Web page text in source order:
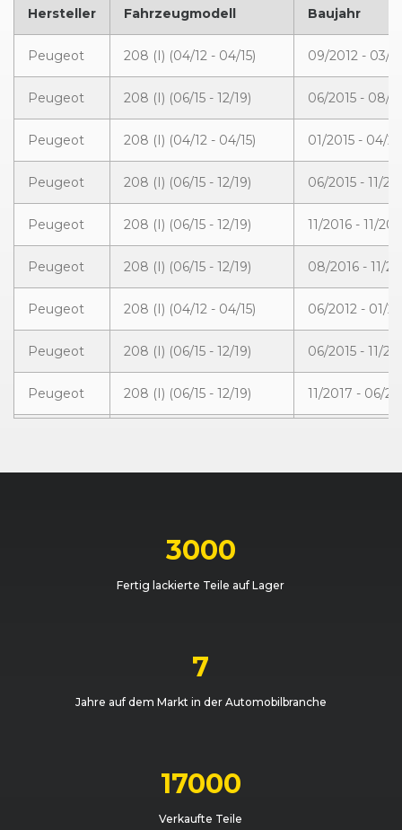
Hersteller Fahrzeugmodell Baujahr
Peugeot 208 (I) (04/12 - 04/15) 09/2012 - 03/
Peugeot 208 (I) (06/15 - 12/19) 06/2015 - 08/
Peugeot 208 (I) (04/12 - 04/15) 01/2015 - 04/
Peugeot 208 (I) (06/15 - 12/19) 06/2015 - 11/
Peugeot 208 (I) (06/15 - 12/19) 11/2016 - 11/
Peugeot 208 (I) (06/15 - 12/19) 08/2016 - 11/
Peugeot 208 (I) (04/12 - 04/15) 06/2012 - 01/
Peugeot 208 (I) (06/15 - 12/19) 06/2015 - 11/
Peugeot 208 (I) (06/15 - 12/19) 11/2017 - 06/
Peugeot 208 (I) (04/12 - 04/15) 04/2012 - 03/
208 (I) (04/12 - 04/15)
208 (I) (04/12 - 04/15)
208 (I) (04/12 - 04/15)
3000
Fertig lackierte Teile auf Lager
7
Jahre auf dem Markt in der Automobilbranche
17000
Verkaufte Teile